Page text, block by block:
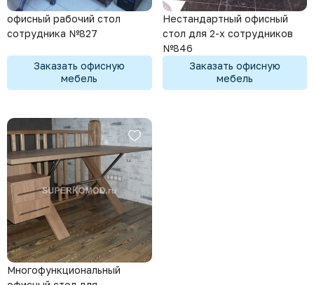
офисный рабочий стол
сотрудника №827
Заказать офисную
мебель
Нестандартный офисный
стол для 2-х сотрудников
№846
Заказать офисную
мебель
Многофункциональный